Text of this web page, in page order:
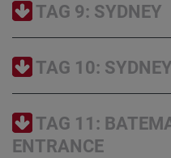
TAG 9: SYDNEY
TAG 10:
TAG 11:
ENTRANCE